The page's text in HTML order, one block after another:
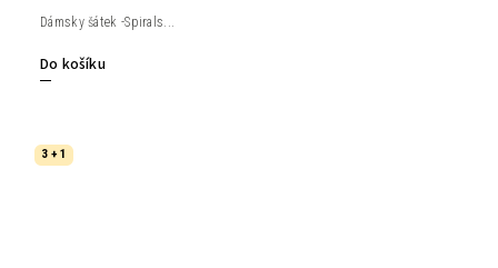
Do košíku
Dámsky šátek -Spirals...
3 + 1